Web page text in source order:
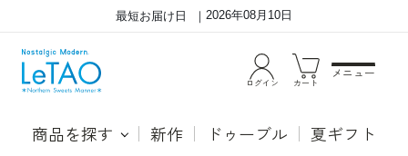
最短お届け日 2026年08月10日
ログイン カート
メニュー
商品を探す 新作 ドゥーブル 夏ギフト